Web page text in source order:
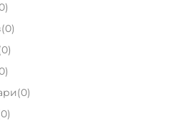
)
(0)
0)
)
(0)
0)